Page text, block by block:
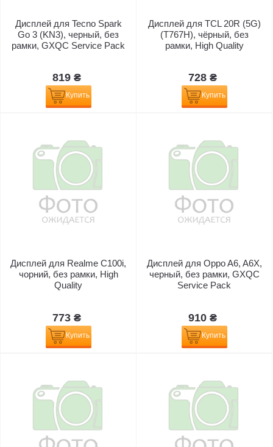
Дисплей для Tecno Spark
Go 3 (KN3), черный, без
рамки, GXQC Service Pack
819 ₴
Купить
Дисплей для TCL 20R (5G)
(T767H), чёрный, без
рамки, High Quality
728 ₴
Купить
Дисплей для Realme C100i,
чорний, без рамки, High
Quality
773 ₴
Купить
Дисплей для Oppo A6, A6X,
черный, без рамки, GXQC
Service Pack
910 ₴
Купить